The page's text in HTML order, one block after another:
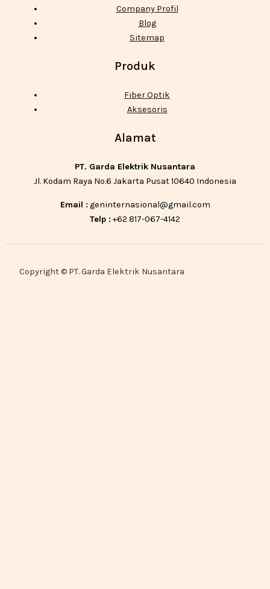
Company Profil
Blog
Sitemap
Produk
Fiber Optik
Aksesoris
Alamat
PT. Garda Elektrik Nusantara
Jl. Kodam Raya No.6 Jakarta Pusat 10640 Indonesia
Email : geninternasional@gmail.com
Telp :+62 817-067-4142
Copyright © PT. Garda Elektrik Nusantara